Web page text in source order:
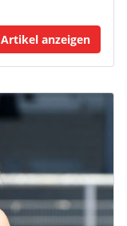
Artikel anzeigen